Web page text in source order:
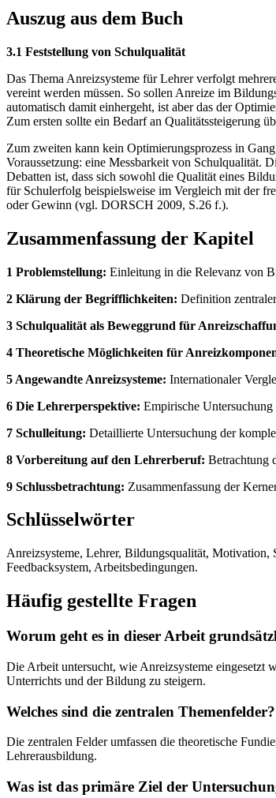
Auszug aus dem Buch
3.1 Feststellung von Schulqualität
Das Thema Anreizsysteme für Lehrer verfolgt
vereint werden müssen. So sollen Anreize im
automatisch damit einhergeht, ist aber das der
Zum ersten sollte ein Bedarf an Qualitätssteigerung
Zum zweiten kann kein Optimierungsprozess in
Voraussetzung: eine Messbarkeit von Schulqualität.
Debatten ist, dass sich sowohl die Qualität eines
für Schulerfolg beispielsweise im Vergleich mit der
oder Gewinn (vgl. DORSCH 2009, S.26 f.).
Zusammenfassung der Kapitel
1 Problemstellung: Einleitung in die Relevanz von
2 Klärung der Begrifflichkeiten: Definition
3 Schulqualität als Beweggrund für
4 Theoretische Möglichkeiten für
5 Angewandte Anreizsysteme: Internationaler
6 Die Lehrerperspektive: Empirische
7 Schulleitung: Detaillierte Untersuchung der
8 Vorbereitung auf den Lehrerberuf: Betrachtung
9 Schlussbetrachtung: Zusammenfassung der
Schlüsselwörter
Anreizsysteme, Lehrer, Bildungsqualität,
Feedbacksystem, Arbeitsbedingungen.
Häufig gestellte Fragen
Worum geht es in dieser Arbeit
Die Arbeit untersucht, wie Anreizsysteme eingesetzt
Unterrichts und der Bildung zu steigern.
Welches sind die zentralen Themenfelder?
Die zentralen Felder umfassen die theoretische
Lehrerausbildung.
Was ist das primäre Ziel der